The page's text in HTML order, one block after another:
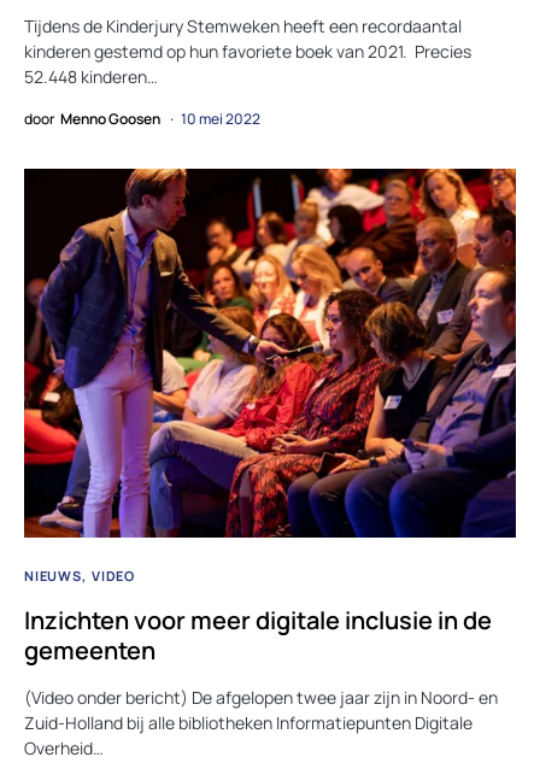
Tijdens de Kinderjury Stemweken heeft een recordaantal
kinderen gestemd op hun favoriete boek van 2021. Precies
52.448 kinderen…
door Menno Goosen 10 mei 2022
NIEUWS VIDEO
Inzichten voor meer digitale inclusie in de
gemeenten
(Video onder bericht) De afgelopen twee jaar zijn in Noord- en
Zuid-Holland bij alle bibliotheken Informatiepunten Digitale
Overheid…